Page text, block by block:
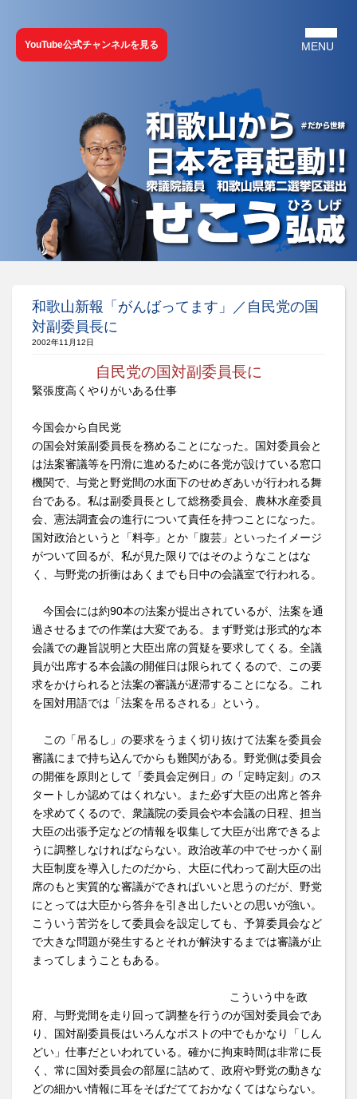
YouTube公式チャンネルを見る
和歌山新報「がんばってます」／自民党の国
対副委員長に
2002年11月12日
自民党の国対副委員長に
緊張度高くやりがいある仕事
今国会から自民党
の国会対策副委員長を務めることになった。国対委員会と
は法案審議等を円滑に進めるために各党が設けている窓口
機関で、与党と野党間の水面下のせめぎあいが行われる舞
台である。私は副委員長として総務委員会、農林水産委員
会、憲法調査会の進行について責任を持つことになった。
国対政治というと「料亭」とか「腹芸」といったイメージ
がついて回るが、私が見た限りではそのようなことはな
く、与野党の折衝はあくまでも日中の会議室で行われる。
今国会には約90本の法案が提出されているが、法案を通
過させるまでの作業は大変である。まず野党は形式的な本
会議での趣旨説明と大臣出席の質疑を要求してくる。全議
員が出席する本会議の開催日は限られてくるので、この要
求をかけられると法案の審議が遅滞することになる。これ
を国対用語では「法案を吊るされる」という。
この「吊るし」の要求をうまく切り抜けて法案を委員会
審議にまで持ち込んでからも難関がある。野党側は委員会
の開催を原則として「委員会定例日」の「定時定刻」のス
タートしか認めてはくれない。また必ず大臣の出席と答弁
を求めてくるので、衆議院の委員会や本会議の日程、担当
大臣の出張予定などの情報を収集して大臣が出席できるよ
うに調整しなければならない。政治改革の中でせっかく副
大臣制度を導入したのだから、大臣に代わって副大臣の出
席のもと実質的な審議ができればいいと思うのだが、野党
にとっては大臣から答弁を引き出したいとの思いが強い。
こういう苦労をして委員会を設定しても、予算委員会など
で大きな問題が発生するとそれが解決するまでは審議が止
まってしまうこともある。
こういう中を政
府、与野党間を走り回って調整を行うのが国対委員会であ
り、国対副委員長はいろんなポストの中でもかなり「しん
どい」仕事だといわれている。確かに拘束時間は非常に長
く、常に国対委員会の部屋に詰めて、政府や野党の動きな
どの細かい情報に耳をそばだてておかなくてはならない。